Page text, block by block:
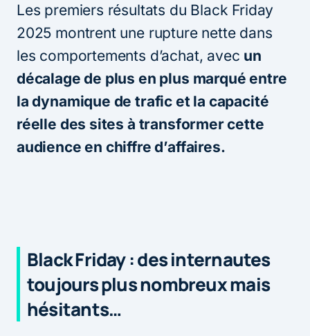
Les premiers résultats du Black Friday
2025 montrent une rupture nette dans
les comportements d’achat, avec un
décalage de plus en plus marqué entre
la dynamique de trafic et la capacité
réelle des sites à transformer cette
audience en chiffre d’affaires.
Black Friday : des internautes
toujours plus nombreux mais
hésitants…